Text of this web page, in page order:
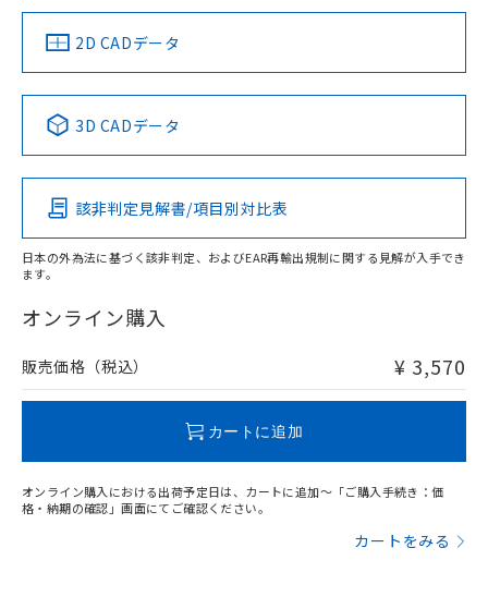
中国 RoHS 注意事項・凡例
Pb Hg Cd Cr(VI)
O
在庫等で未対応品が混在する可能性があります。
問い合わせください。
2D CADデータ
3D CADデータ
該非判定見解書/項目別対比表
日本の外為法に基づく該非判定、およびEAR再輸出規制に関する見解が入手でき
ます。
オンライン購入
販売価格（税込） ¥ 3,570
カートに追加
オンライン購入における出荷予定日は、カートに追加～「ご購入手続き：価
格・納期の確認」画面にてご確認ください。
カートをみる